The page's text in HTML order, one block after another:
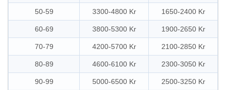
50-59 3300-4800 Kr 1650-2400 Kr
60-69 3800-5300 Kr 1900-2650 Kr
70-79 4200-5700 Kr 2100-2850 Kr
80-89 4600-6100 Kr 2300-3050 Kr
90-99 5000-6500 Kr 2500-3250 Kr